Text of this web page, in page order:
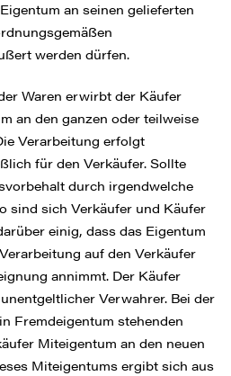
an seinen gelieferten
werden dürfen.
Waren erwirbt der Käufer
an den ganzen oder teilweise
Verarbeitung erfolgt
für den Verkäufer. Sollte
durch irgendwelche
sind sich Verkäufer und Käufer
einig, dass das Eigentum
auf den Verkäufer
annimmt. Der Käufer
Verwahrer. Bei der
Fremdeigentum stehenden
Miteigentum an den neuen
Miteigentums ergibt sich aus